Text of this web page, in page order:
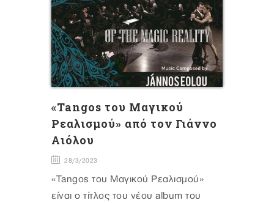
«Tangos του Μαγικού
Ρεαλισμού» από τον Γιάννο
Αιόλου
28/3/2023
«Tangos του Μαγικού Ρεαλισμού»
είναι ο τίτλος του νέου album του